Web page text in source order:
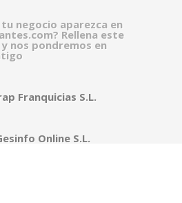
negocio aparezca en
Rellena este
y nos pondremos en
Franquicias S.L.
Online S.L.